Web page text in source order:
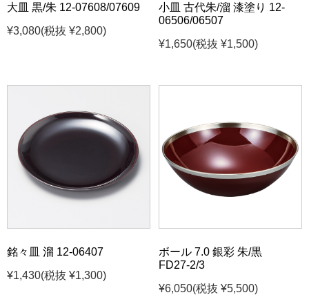
大皿 黒/朱 12-07608/07609
¥3,080(税抜 ¥2,800)
小皿 古代朱/溜 漆塗り 12-
06506/06507
¥1,650(税抜 ¥1,500)
銘々皿 溜 12-06407
¥1,430(税抜 ¥1,300)
ボール 7.0 銀彩 朱/黒
FD27-2/3
¥6,050(税抜 ¥5,500)